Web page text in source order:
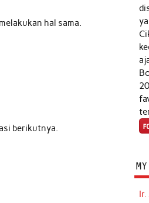
hal sama.
berikutnya.
Ir.